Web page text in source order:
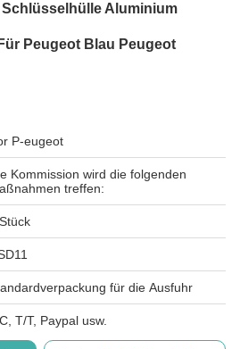
Aluminium
Peugeot Blau Peugeot
P-eugeot
Kommission wird die folgenden
treffen:
für die Ausfuhr
T/T, Paypal usw.